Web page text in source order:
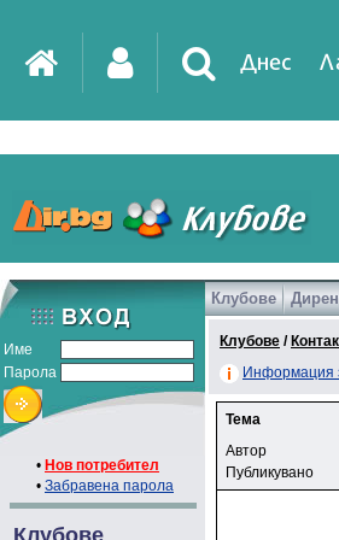
Днес
Име
Парола
• Нов потребител
• Забравена парола
Клубове
Клубове
Клубове /
Информация
Тема
Автор
Публикувано